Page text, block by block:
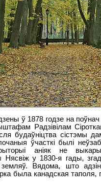
ў 1878 годзе на
Радзівілам
будаўніцтва сістэмы
ўчасткі былі
аніяк не
Нясвіж у 1830-я гады,
Вядома, што
была канадская таполя,